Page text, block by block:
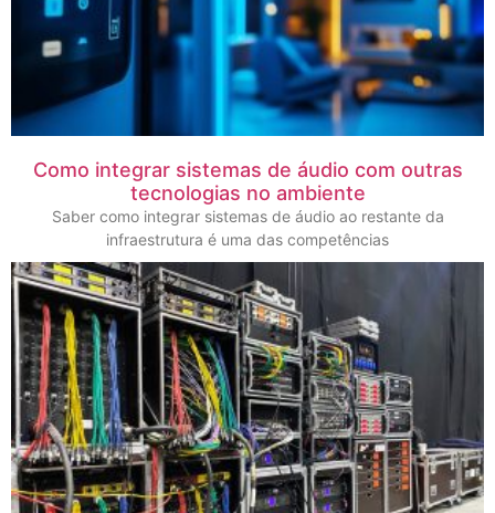
Como integrar sistemas de áudio com outras
tecnologias no ambiente
Saber como integrar sistemas de áudio ao restante da
infraestrutura é uma das competências